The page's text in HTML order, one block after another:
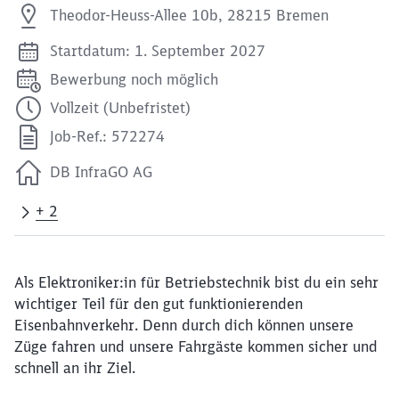
Theodor-Heuss-Allee 10b, 28215 Bremen
Startdatum: 1. September 2027
Bewerbung noch möglich
Vollzeit (Unbefristet)
Job-Ref.: 572274
DB InfraGO AG
+ 2
Als Elektroniker:in für Betriebstechnik bist du ein sehr
wichtiger Teil für den gut funktionierenden
Eisenbahnverkehr. Denn durch dich können unsere
Züge fahren und unsere Fahrgäste kommen sicher und
schnell an ihr Ziel.